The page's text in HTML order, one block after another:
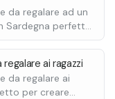
da regalare ad un
Sardegna perfette
ai ragazzi
da regalare ai
per creare